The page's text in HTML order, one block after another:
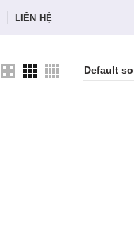
LIÊN HỆ